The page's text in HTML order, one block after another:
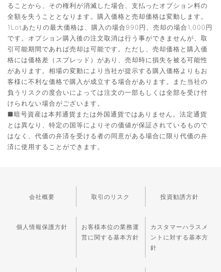
ることから、その権利が消滅した場合、支払ったオプション料の
全額を失うこととなります。購入価格と売却価格は変動します。
1Lotあたりの最大価格は、購入の場合990円、売却の場合1,000円
です。オプション購入後の注文取消は行う事ができませんが、取
引可能期間であれば売却は可能です。ただし、売却価格と購入価
格には価格差（スプレッド）があり、売却時に損失を被る可能性
があります。相場の変動により当社が提示する購入価格よりもお
客様に不利な価格で購入が成立する場合があります。また当社の
負うリスクの度合いによっては注文の一部もしくは全部を受け付
けられない場合がございます。
■暗号資産は本邦通貨または外国通貨ではありません。法定通貨
とは異なり、特定の国等によりその価値が保証されているもので
はなく、代価の弁済を受ける者の同意がある場合に限り代価の弁
済に使用することができます。
会社概要 取引のリスク 投資勧誘方針
個人情報保護方針
お客様本位の業務運
営に関する基本方針
カスタマーハラスメ
ントに対する基本方
針